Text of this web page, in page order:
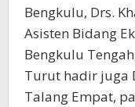
Bengkulu, Drs.
Asisten Bidang
Bengkulu
Turut hadir juga
Talang Empat,